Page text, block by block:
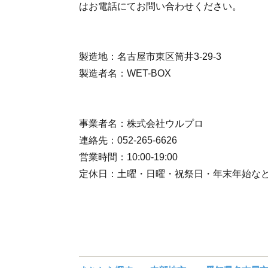
はお電話にてお問い合わせください。
製造地：名古屋市東区筒井3-29-3
製造者名：WET-BOX
事業者名：株式会社ウルプロ
連絡先：052-265-6626
営業時間：10:00-19:00
定休日：土曜・日曜・祝祭日・年末年始な